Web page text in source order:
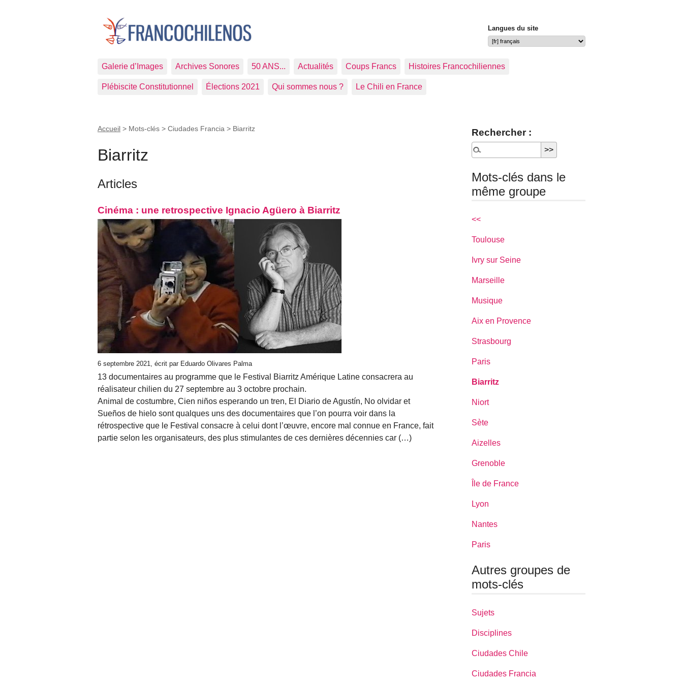
Langues du site
Galerie d’Images Archives Sonores 50 ANS... Actualités Coups Francs Histoires Francochiliennes
Plébiscite Constitutionnel Élections 2021 Qui sommes nous ? Le Chili en France
Accueil > Mots-clés > Ciudades Francia > Biarritz
Biarritz
Articles
Cinéma : une retrospective Ignacio Agüero à Biarritz
6 septembre 2021, écrit par Eduardo Olivares Palma
13 documentaires au programme que le Festival Biarritz Amérique Latine consacrera au
réalisateur chilien du 27 septembre au 3 octobre prochain.
Animal de costumbre, Cien niños esperando un tren, El Diario de Agustín, No olvidar et
Sueños de hielo sont qualques uns des documentaires que l’on pourra voir dans la
rétrospective que le Festival consacre à celui dont l’œuvre, encore mal connue en France, fait
partie selon les organisateurs, des plus stimulantes de ces dernières décennies car (…)
Rechercher :
Mots-clés dans le
même groupe
<<
Toulouse
Ivry sur Seine
Marseille
Musique
Aix en Provence
Strasbourg
Paris
Biarritz
Niort
Sète
Aizelles
Grenoble
Île de France
Lyon
Nantes
Paris
Autres groupes de
mots-clés
Sujets
Disciplines
Ciudades Chile
Ciudades Francia